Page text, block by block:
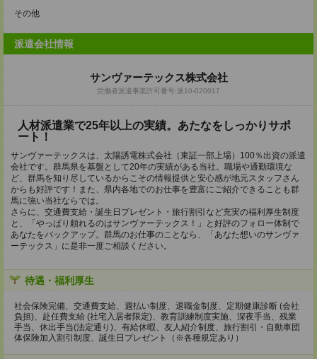
その他
派遣会社情報
サンヴァーテックス株式会社
労働者派遣事業許可番号:派10-020017
人材派遣業で25年以上の実績。あたなをしっかりサポ
ート！
サンヴァーテックスは、太陽誘電株式会社（東証一部上場）100％出資の派遣
会社です。群馬県を基盤として20年の実績がある当社。職場や通勤環境な
ど、群馬を知り尽しているからこその情報提供と安心感が地元スタッフさん
からも好評です！また、県内各地でのお仕事を豊富にご紹介できることも群
馬に強い当社ならでは。
さらに、交通費支給・誕生日プレゼント・旅行割引など充実の福利厚生制度
と、「やっぱり頼れるのはサンヴァーテックス！」と好評のフォロー体制で
あなたをバックアップ。群馬のお仕事のことなら、「あなた想いのサンヴァ
ーテックス」に是非一度ご相談ください。
待遇・福利厚生
社会保険完備、交通費支給、週払い制度、退職金制度、定期健康診断 (会社
負担)、赴任費支給 (社宅入居者限定)、教育訓練制度実施、深夜手当、残業
手当、休出手当(法定通り)、有給休暇、友人紹介制度、旅行割引・自動車団
体保険加入割引制度、誕生日プレゼント（※各種規定あり）